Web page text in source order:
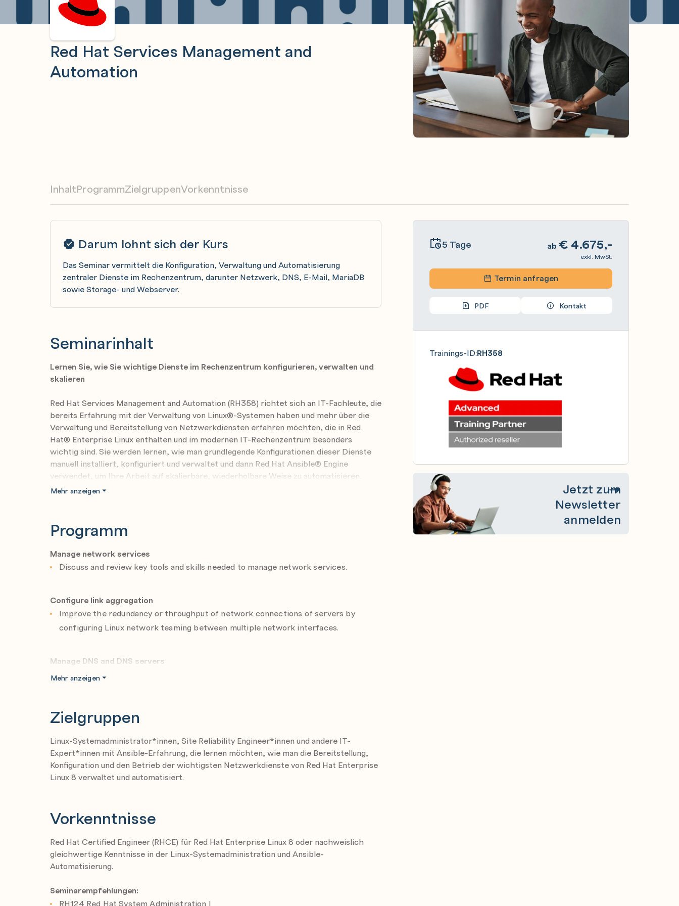
Red Hat Services Management and
Automation
InhaltProgrammZielgruppenVorkenntnisse
Darum lohnt sich der Kurs
Das Seminar vermittelt die Konfiguration, Verwaltung und Automatisierung
zentraler Dienste im Rechenzentrum, darunter Netzwerk, DNS, E-Mail, MariaDB
sowie Storage- und Webserver.
Seminarinhalt
Lernen Sie, wie Sie wichtige Dienste im Rechenzentrum konfigurieren, verwalten und
skalieren
Red Hat Services Management and Automation (RH358) richtet sich an IT-Fachleute, die
bereits Erfahrung mit der Verwaltung von Linux®-Systemen haben und mehr über die
Verwaltung und Bereitstellung von Netzwerkdiensten erfahren möchten, die in Red
Hat® Enterprise Linux enthalten und im modernen IT-Rechenzentrum besonders
wichtig sind. Sie werden lernen, wie man grundlegende Konfigurationen dieser Dienste
manuell installiert, konfiguriert und verwaltet und dann Red Hat Ansible® Engine
verwendet, um Ihre Arbeit auf skalierbare, wiederholbare Weise zu automatisieren.
Verwenden Sie das kostenfreie
Ausbildungserfolg!
Mehr anzeigen
Programm
Manage network services
Discuss and review key tools and skills needed to manage network services.
Configure link aggregation
Improve the redundancy or throughput of network connections of servers by
configuring Linux network teaming between multiple network interfaces.
Manage DNS and DNS servers
Explain the operation of DNS service, troubleshoot DNS issues, and configure
Manage DHCP and IP address assignment
DHCP, DHCPv6, and SLAAC.
Manage printers and printing files
Configure email transmission
Discuss how mail servers operate, then configure a server to use system tools and
Postfix to send email messages through an outbound mail relay.
Configure MariaDB SQL databases
Mehr anzeigen
Zielgruppen
Linux-Systemadministrator*innen, Site Reliability Engineer*innen und andere IT-
Expert*innen mit Ansible-Erfahrung, die lernen möchten, wie man die Bereitstellung,
Konfiguration und den Betrieb der wichtigsten Netzwerkdienste von Red Hat Enterprise
Linux 8 verwaltet und automatisiert.
Vorkenntnisse
Red Hat Certified Engineer (RHCE) für Red Hat Enterprise Linux 8 oder nachweislich
gleichwertige Kenntnisse in der Linux-Systemadministration und Ansible-
Automatisierung.
Seminarempfehlungen:
RH124 Red Hat System Administration I
5 Tage ab € 4.675,-
exkl. MwSt.
Termin anfragen
PDF Kontakt
Trainings-ID:RH358
Jetzt zum
Newsletter
anmelden